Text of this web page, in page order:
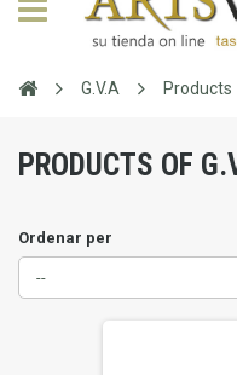
G.V.A Products
PRODUCTS OF
Ordenar per